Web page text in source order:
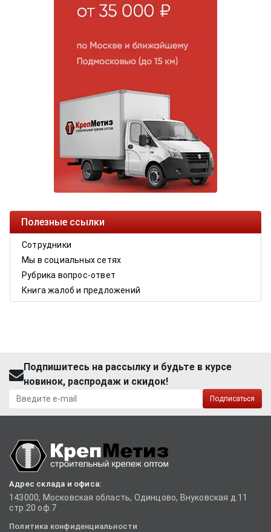
Полезные ссылки
Сотрудники
Мы в социальных сетях
Рубрика вопрос-ответ
Книга жалоб и предложений
Подпишитесь на рассылку и будьте в курсе
новинок, распродаж и скидок!
Подписаться
Адрес склада и офиса:
143000, Московская область, Одинцово, Внуковская д.11
стр.20 оф.7
Политика конфиденциальности